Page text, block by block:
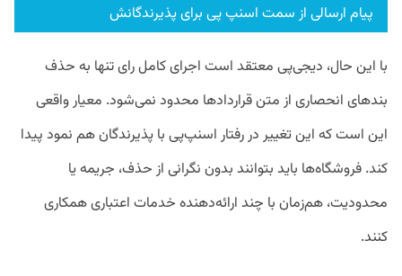
پیام ارسالی از سمت اسنپ پی برای پذیرندگانش
با این حال، دیجی‌پی معتقد است اجرای کامل رای تنها به حذف
بندهای انحصاری از متن قراردادها محدود نمی‌شود. معیار واقعی
این است که این تغییر در رفتار اسنپ‌پی با پذیرندگان هم نمود پیدا
کند. فروشگاه‌ها باید بتوانند بدون نگرانی از حذف، جریمه یا
محدودیت، هم‌زمان با چند ارائه‌دهنده خدمات اعتباری همکاری
کنند.